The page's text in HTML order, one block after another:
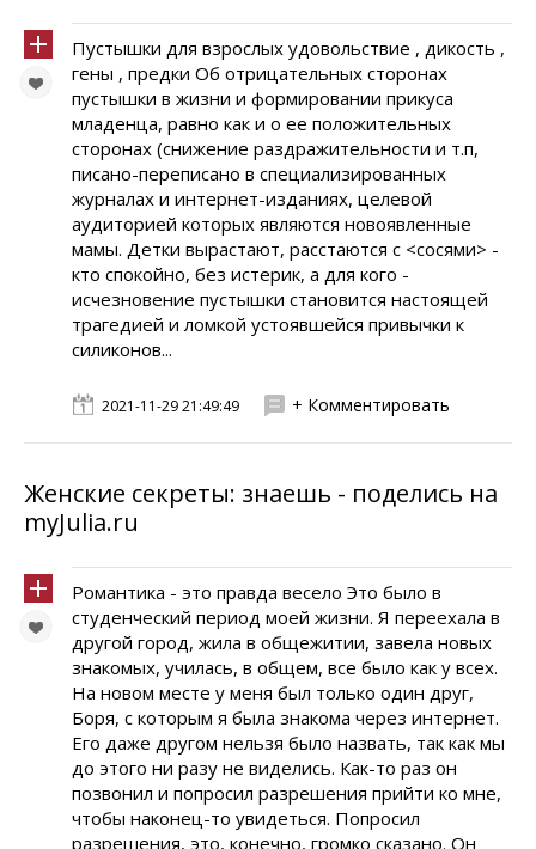
Пустышки для взрослых удовольствие , дикость ,
гены , предки Об отрицательных сторонах
пустышки в жизни и формировании прикуса
младенца, равно как и о ее положительных
сторонах (снижение раздражительности и т.п,
писано-переписано в специализированных
журналах и интернет-изданиях, целевой
аудиторией которых являются новоявленные
мамы. Детки вырастают, расстаются с <сосями> -
кто спокойно, без истерик, а для кого -
исчезновение пустышки становится настоящей
трагедией и ломкой устоявшейся привычки к
силиконов...
2021-11-29 21:49:49 + Комментировать
Женские секреты: знаешь - поделись на
myJulia.ru
Романтика - это правда весело Это было в
студенческий период моей жизни. Я переехала в
другой город, жила в общежитии, завела новых
знакомых, училась, в общем, все было как у всех.
На новом месте у меня был только один друг,
Боря, с которым я была знакома через интернет.
Его даже другом нельзя было назвать, так как мы
до этого ни разу не виделись. Как-то раз он
позвонил и попросил разрешения прийти ко мне,
чтобы наконец-то увидеться. Попросил
разрешения, это, конечно, громко сказано. Он